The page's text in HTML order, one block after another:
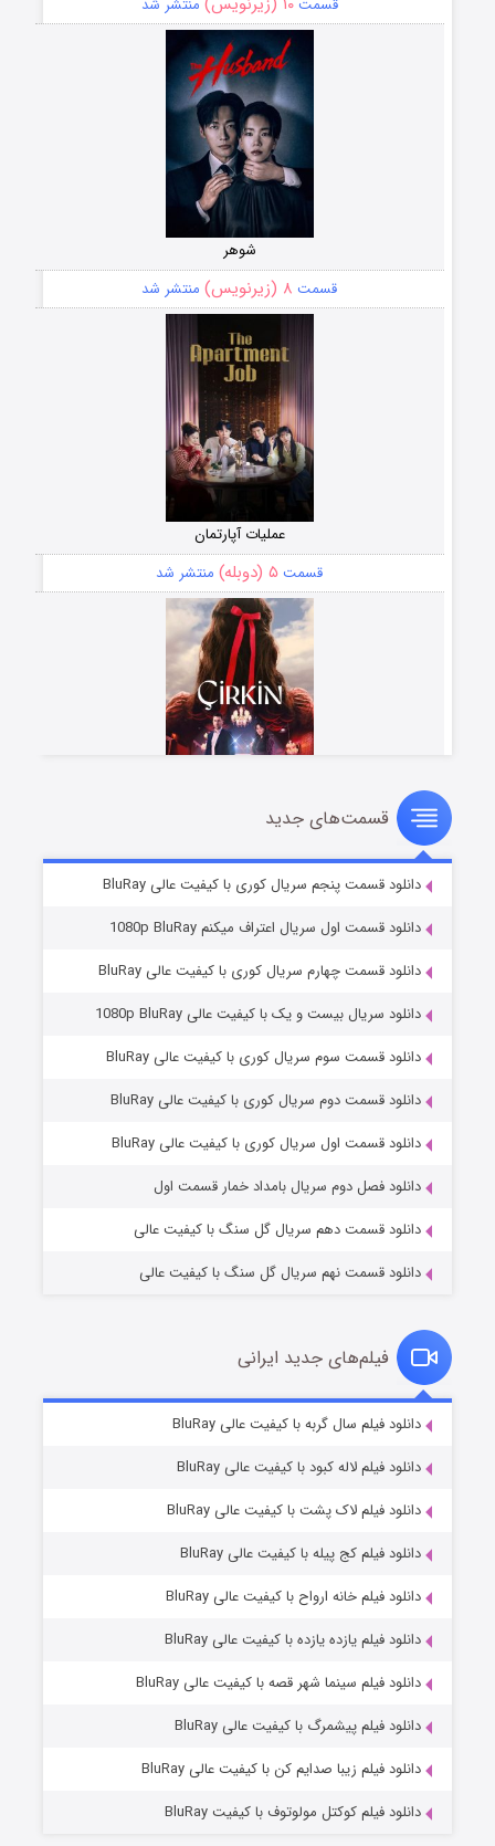
قسمت منتشر شد
شوهر
قسمت ۸ (زیرنویس) منتشر شد
عملیات آپارتمان
قسمت ۵ (دوبله) منتشر شد
سریال زشت
قسمت۲ (زیرنویس) منتشر شد
مردگان متحرک: شهر مرده ۳
قسمت۲ (زیرنویس) منتشر شد
قسمت۷ (زیرنویس) منتشر شد
قسمت‌های جدید
دانلود قسمت پنجم سریال کوری با کیفیت عالی BluRay
دانلود قسمت اول سریال اعتراف میکنم 1080p BluRay
دانلود قسمت چهارم سریال کوری با کیفیت عالی BluRay
دانلود سریال بیست و یک با کیفیت عالی 1080p BluRay
دانلود قسمت سوم سریال کوری با کیفیت عالی BluRay
دانلود قسمت دوم سریال کوری با کیفیت عالی BluRay
دانلود قسمت اول سریال کوری با کیفیت عالی BluRay
دانلود فصل دوم سریال بامداد خمار قسمت اول
دانلود قسمت دهم سریال گل سنگ با کیفیت عالی
دانلود قسمت نهم سریال گل سنگ با کیفیت عالی
فیلم‌های جدید ایرانی
دانلود فیلم سال گربه با کیفیت عالی BluRay
دانلود فیلم لاله کبود با کیفیت عالی BluRay
دانلود فیلم لاک پشت با کیفیت عالی BluRay
دانلود فیلم کج‌ پیله با کیفیت عالی BluRay
دانلود فیلم خانه ارواح با کیفیت عالی BluRay
دانلود فیلم یازده یازده با کیفیت عالی BluRay
دانلود فیلم سینما شهر قصه با کیفیت عالی BluRay
دانلود فیلم پیشمرگ با کیفیت عالی BluRay
دانلود فیلم زیبا صدایم کن با کیفیت عالی BluRay
دانلود فیلم کوکتل مولوتوف با کیفیت BluRay